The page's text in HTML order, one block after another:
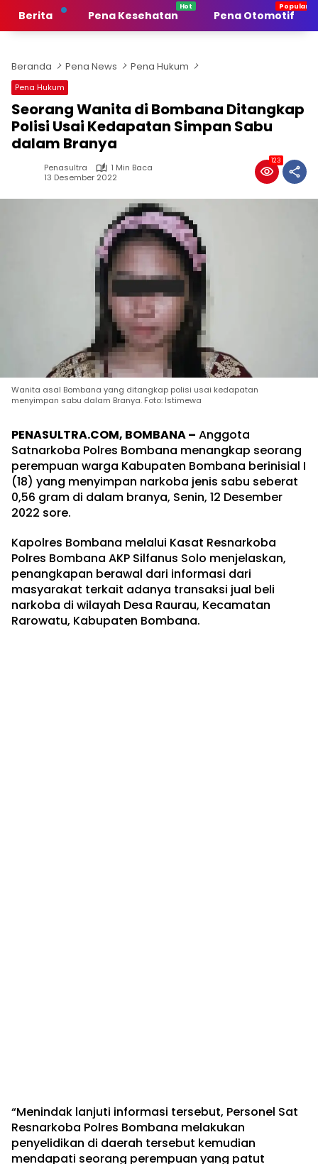
Berita Pena Kesehatan Pena Otomotif
Beranda Pena News Pena Hukum
Pena Hukum
Seorang Wanita di Bombana Ditangkap
Polisi Usai Kedapatan Simpan Sabu
dalam Branya
Penasultra
1 Min Baca
13 Desember 2022
123
Wanita asal Bombana yang ditangkap polisi usai kedapatan
menyimpan sabu dalam Branya. Foto: Istimewa
PENASULTRA.COM, BOMBANA – Anggota
Satnarkoba Polres Bombana menangkap seorang
perempuan warga Kabupaten Bombana berinisial I
(18) yang menyimpan narkoba jenis sabu seberat
0,56 gram di dalam branya, Senin, 12 Desember
2022 sore.
Kapolres Bombana melalui Kasat Resnarkoba
Polres Bombana AKP Silfanus Solo menjelaskan,
penangkapan berawal dari informasi dari
masyarakat terkait adanya transaksi jual beli
narkoba di wilayah Desa Raurau, Kecamatan
Rarowatu, Kabupaten Bombana.
“Menindak lanjuti informasi tersebut, Personel Sat
Resnarkoba Polres Bombana melakukan
penyelidikan di daerah tersebut kemudian
mendapati seorang perempuan yang patut